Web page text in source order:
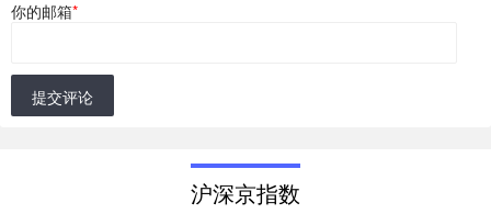
你的邮箱*
提交评论
沪深京指数